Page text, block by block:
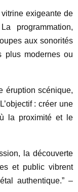
exigeante de
programmation,
aux sonorités
plus modernes ou
éruption scénique,
: créer une
la proximité et le
la découverte
et public vibrent
authentique.” –